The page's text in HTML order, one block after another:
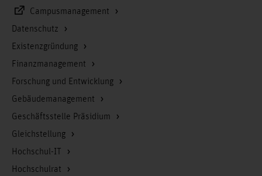
Campusmanagement
Datenschutz
Existenzgründung
Finanzmanagement
Forschung und Entwicklung
Gebäudemanagement
Geschäftsstelle Präsidium
Gleichstellung
Hochschul-IT
Hochschulrat